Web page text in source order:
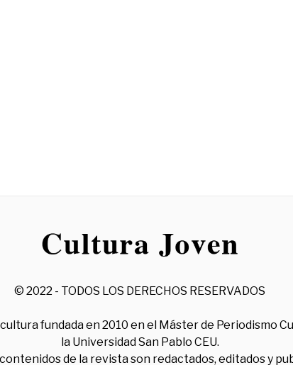
© 2022 - TODOS LOS DERECHOS RESERVADOS
fundada en 2010 en el Máster de Periodismo
la Universidad San Pablo CEU.
de la revista son redactados, editados y